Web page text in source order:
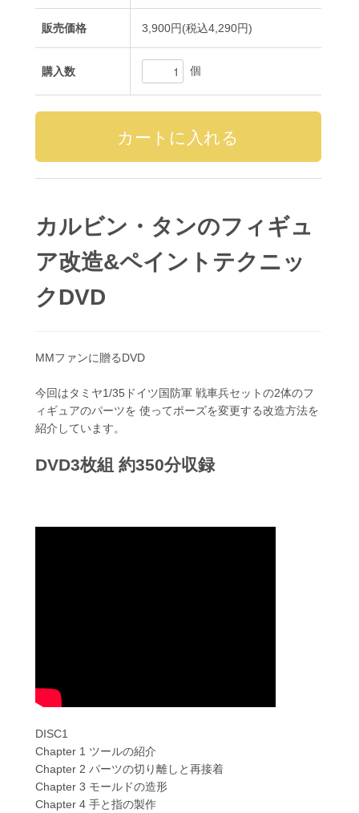
販売価格 3,900円(税込4,290円)
購入数 個
カルビン・タンのフィギュ
ア改造&ペイントテクニッ
クDVD
MMファンに贈るDVD
今回はタミヤ1/35ドイツ国防軍 戦車兵セットの2体のフ
ィギュアのパーツを 使ってポーズを変更する改造方法を
紹介しています。
DVD3枚組 約350分収録
DISC1
Chapter 1 ツールの紹介
Chapter 2 パーツの切り離しと再接着
Chapter 3 モールドの造形
Chapter 4 手と指の製作